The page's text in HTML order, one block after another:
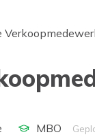
Opleidingsniveau
MBO